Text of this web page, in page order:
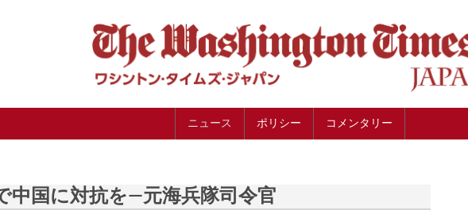
ニュース ポリシー コメンタリー
中国に対抗を―元海兵隊司令官